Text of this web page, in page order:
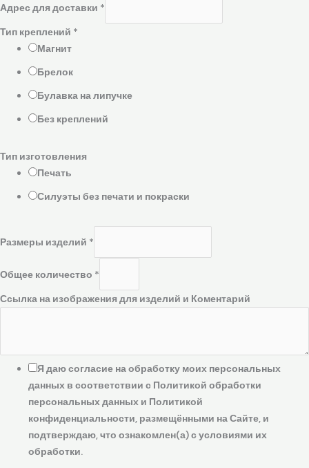
Адрес для доставки *
Тип креплений *
Магнит
Брелок
Булавка на липучке
Без креплений
Тип изготовления
Печать
Силуэты без печати и покраски
Размеры изделий *
Общее количество *
Ссылка на изображения для изделий и Коментарий
Я даю согласие на обработку моих персональных
данных в соответствии с Политикой обработки
персональных данных и Политикой
конфиденциальности, размещёнными на Сайте, и
подтверждаю, что ознакомлен(а) с условиями их
обработки.